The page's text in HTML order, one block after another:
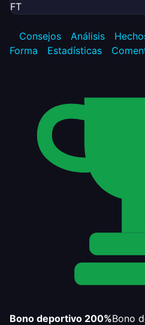
FT
Consejos Análisis
Forma
Estadísticas
Bono deportivo 200%Bono